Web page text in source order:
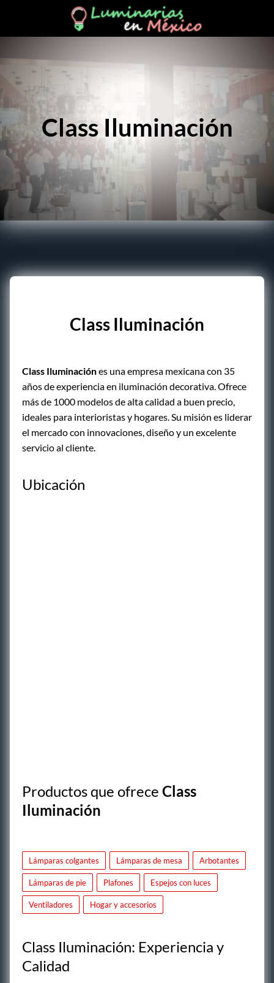
Class Iluminación
Class Iluminación
Class Iluminaciónes una empresa mexicana con 35
años de experiencia en iluminación decorativa. Ofrece
más de 1000 modelos de alta calidad a buen precio,
ideales para interioristas y hogares. Su misión es liderar
el mercado con innovaciones, diseño y un excelente
servicio al cliente.
Ubicación
Productos que ofrece Class
Iluminación
Lámparas colgantes Lámparas de mesa Arbotantes
Lámparas de pie Plafones Espejos con luces
Ventiladores Hogar y accesorios
Class Iluminación: Experiencia y
Calidad